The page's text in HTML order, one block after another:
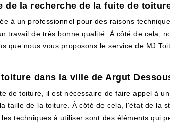
la recherche de la fuite de
à un professionnel pour des raisons
travail de très bonne qualité. À côté de cela,
que nous vous proposons le service de MJ
dans la ville de Argut
de toiture, il est nécessaire de faire appel à
taille de la toiture. À côté de cela, l'état de la
techniques à utiliser sont des éléments qui